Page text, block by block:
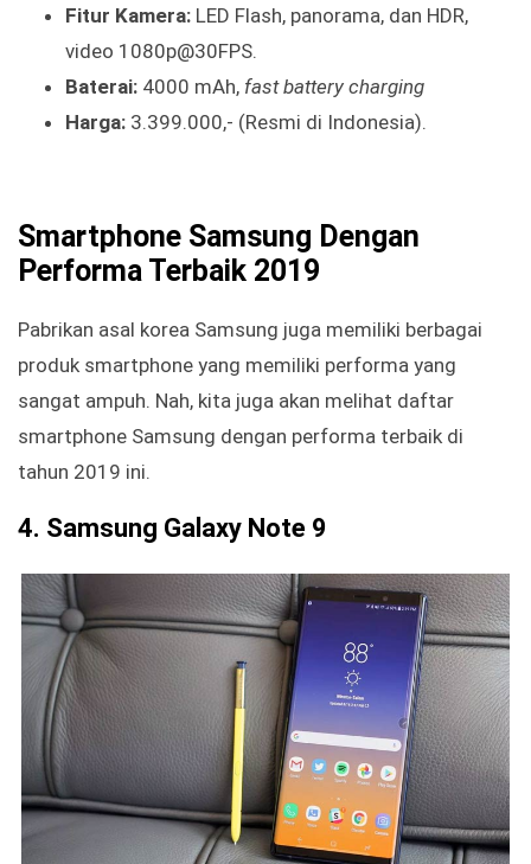
Fitur Kamera: LED Flash, panorama, dan HDR,
video 1080p@30FPS.
Baterai: 4000 mAh, fast battery charging
Harga: 3.399.000,- (Resmi di Indonesia).
Smartphone Samsung Dengan
Performa Terbaik 2019
Pabrikan asal korea Samsung juga memiliki berbagai
produk smartphone yang memiliki performa yang
sangat ampuh. Nah, kita juga akan melihat daftar
smartphone Samsung dengan performa terbaik di
tahun 2019 ini.
4. Samsung Galaxy Note 9